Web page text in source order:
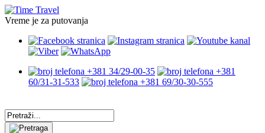
Vreme je za putovanja
+381 34/29-00-35
+381
60/31-31-533
+381 69/30-30-555